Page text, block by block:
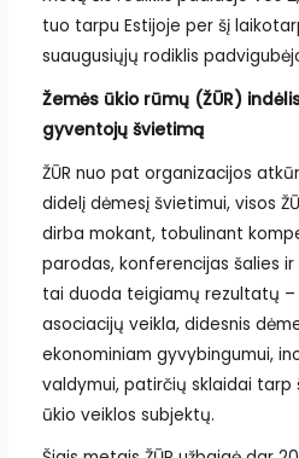
tuo tarpu Estijoje per šį
suaugusiųjų rodiklis
Žemės ūkio rūmų (ŽŪR)
gyventojų švietimą
ŽŪR nuo pat organizacijos
didelį dėmesį švietimui, visos
dirba mokant, tobulinant
parodas, konferencijas šalies
tai duoda teigiamų rezultatų –
asociacijų veikla, didesnis
ekonominiam gyvybingumui,
valdymui, patirčių sklaidai tarp
ūkio veiklos subjektų.